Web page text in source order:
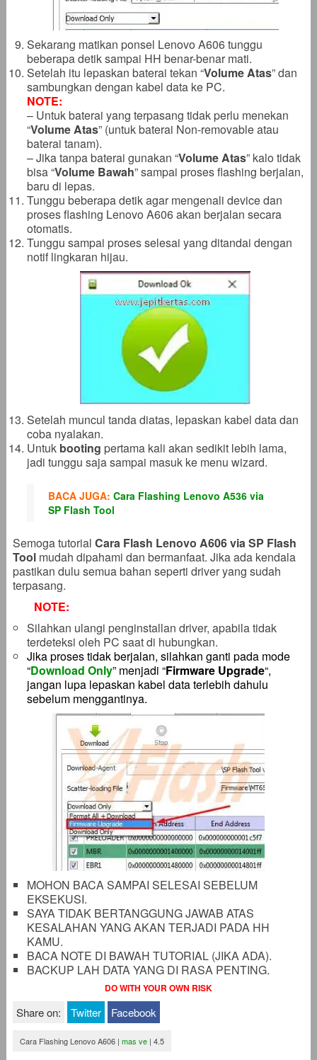
Sekarang matikan ponsel Lenovo A606 tunggu
beberapa detik sampai HH benar-benar mati.
Setelah itu lepaskan baterai tekan “Volume Atas” dan
sambungkan dengan kabel data ke PC.
NOTE:
– Untuk baterai yang terpasang tidak perlu menekan
“Volume Atas” (untuk baterai Non-removable atau
baterai tanam).
– Jika tanpa baterai gunakan “Volume Atas” kalo tidak
bisa “Volume Bawah” sampai proses flashing berjalan,
baru di lepas.
Tunggu beberapa detik agar mengenali device dan
proses flashing Lenovo A606 akan berjalan secara
otomatis.
Tunggu sampai proses selesai yang ditandai dengan
notif lingkaran hijau.
Setelah muncul tanda diatas, lepaskan kabel data dan
coba nyalakan.
Untuk booting pertama kali akan sedikit lebih lama,
jadi tunggu saja sampai masuk ke menu wizard.
BACA JUGA: Cara Flashing Lenovo A536 via
SP Flash Tool
Semoga tutorial Cara Flash Lenovo A606 via SP Flash
Toolmudah dipahami dan bermanfaat. Jika ada kendala
pastikan dulu semua bahan seperti driver yang sudah
terpasang.
NOTE:
Silahkan ulangi penginstallan driver, apabila tidak
terdeteksi oleh PC saat di hubungkan.
Jika proses tidak berjalan, silahkan ganti pada mode
“Download Only” menjadi “Firmware Upgrade“,
jangan lupa lepaskan kabel data terlebih dahulu
sebelum menggantinya.
MOHON BACA SAMPAI SELESAI SEBELUM
EKSEKUSI.
SAYA TIDAK BERTANGGUNG JAWAB ATAS
KESALAHAN YANG AKAN TERJADI PADA HH
KAMU.
BACA NOTE DI BAWAH TUTORIAL (JIKA ADA).
BACKUP LAH DATA YANG DI RASA PENTING.
DO WITH YOUR OWN RISK
Share on: Twitter Facebook
Cara Flashing Lenovo A606| mas ve | 4.5